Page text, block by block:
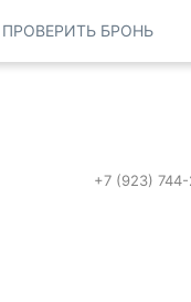
ПРОВЕРИТЬ БРОНЬ
+7 (923)